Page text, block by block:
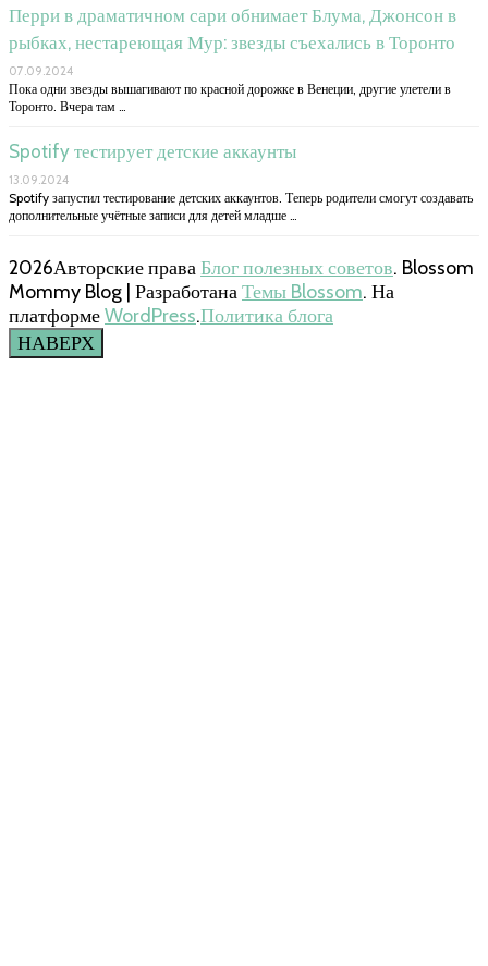
Перри в драматичном сари обнимает Блума, Джонсон в
рыбках, нестареющая Мур: звезды съехались в Торонто
07.09.2024
Пока одни звезды вышагивают по красной дорожке в Венеции, другие улетели в
Торонто. Вчера там …
Spotify тестирует детские аккаунты
13.09.2024
Spotify запустил тестирование детских аккаунтов. Теперь родители смогут создавать
дополнительные учётные записи для детей младше …
2026Авторские праваБлог полезных советов. Blossom
Mommy Blog | РазработанаТемы Blossom. На
платформеWordPress.Политика блога
НАВЕРХ